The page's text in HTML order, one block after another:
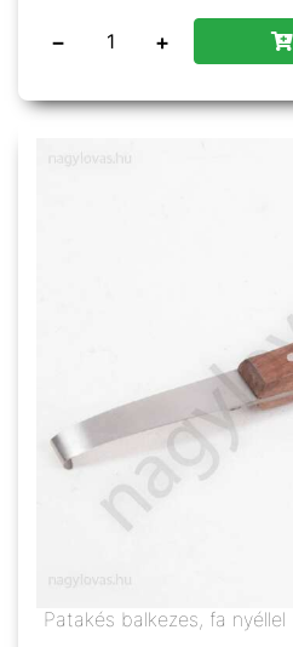
− +
Patakés balkezes, fa nyéllel